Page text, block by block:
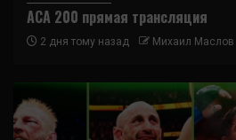
ACA 200 прямая трансляция
2 дня тому назад Михаил Маслов